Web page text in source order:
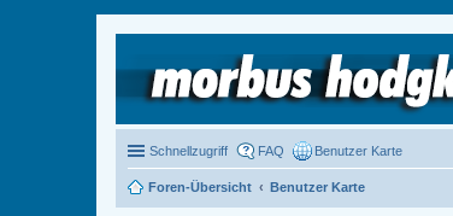
Schnellzugriff FAQ Benutzer Karte
Foren-Übersicht Benutzer Karte